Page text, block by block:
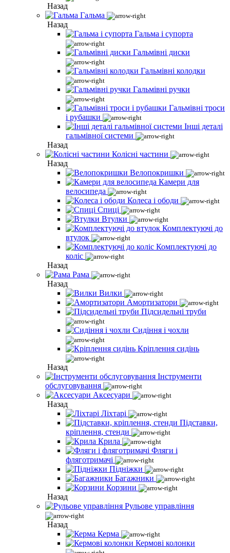
Назад
Гальма
Назад
Гальма і супорта
Гальмівні диски
Гальмівні колодки
Гальмівні ручки
Гальмівні троси
і рубашки
Інші деталі
гальмівної системи
Назад
Колісні частини
Назад
Велопокришки
Камери для
велосипеда
Колеса і ободи
Спиці
Втулки
Комплектуючі до
втулок
Комплектуючі до
коліс
Назад
Рама
Назад
Вилки
Амортизатори
Підсидельні труби
Сидіння і чохли
Кріплення сидінь
Назад
Інструменти
обслуговування
Аксесуари
Назад
Ліхтарі
Підставки,
кріплення, стенди
Крила
Фляги і
фляготримачі
Підніжки
Багажники
Корзини
Назад
Рульове управління
Назад
Керма
Кермові колонки